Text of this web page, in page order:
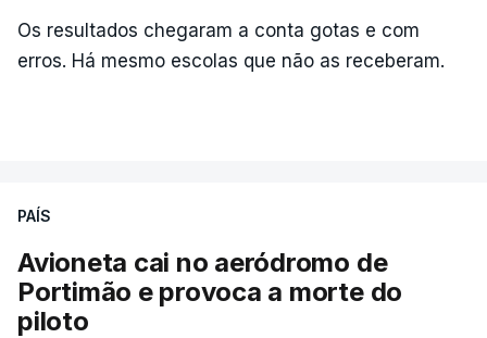
Os resultados chegaram a conta gotas e com
erros. Há mesmo escolas que não as receberam.
PAÍS
Avioneta cai no aeródromo de
Portimão e provoca a morte do
piloto